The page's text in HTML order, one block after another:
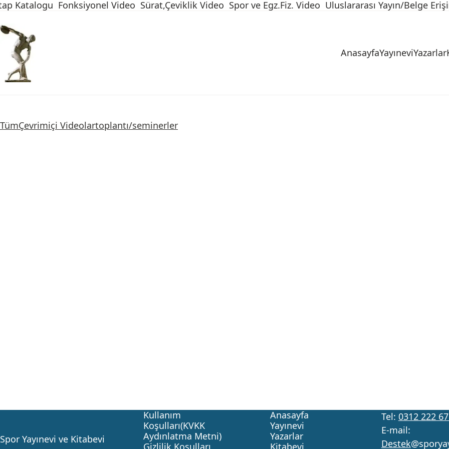
Katalogu Fonksiyonel Video Sürat,Çeviklik Video Spor ve Egz.Fiz. Video Uluslararası Yayın/Belge
AnasayfaYayıneviYazarlar
TümÇevrimiçi Videolartoplantı/seminerler
Spor Yayınevi ve Kitabevi
Kullanım
Koşulları(KVKK
Aydınlatma Metni)
Gizlilik Koşulları
Anasayfa
Yayınevi
Yazarlar
Kitabevi
Tel: 0312 222
E-mail:
Destek